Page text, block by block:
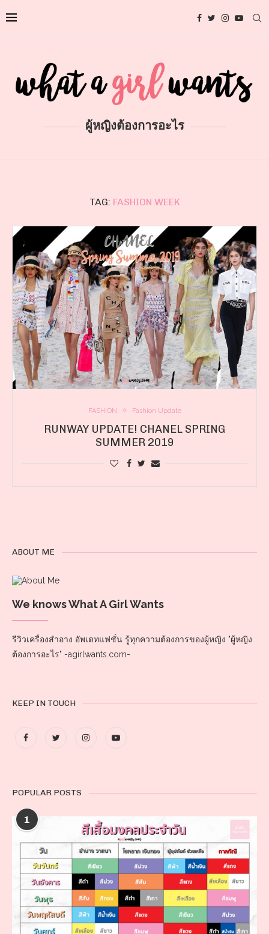
ผู้หญิงต้องการอะไร
TAG: FASHION WEEK
FASHION Fashion Update
RUNWAY UPDATE! CHANEL SPRING
SUMMER 2019
ABOUT ME
We knows What A Girl Wants
รีวิวเครื่องสำอาง อัพเดทแฟชั่น รู้ทุกความต้องการของผู้หญิง "ผู้หญิง
ต้องการอะไร" -agirlwants.com-
KEEP IN TOUCH
POPULAR POSTS
1